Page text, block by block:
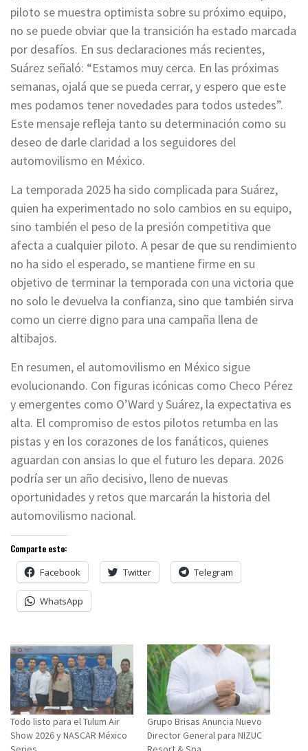
piloto se muestra optimista sobre su próximo equipo,
no se puede obviar que la transición ha estado marcada
por desafíos. En sus declaraciones más recientes,
Suárez señaló: “Estamos muy cerca. En las próximas
semanas, ojalá que se pueda cerrar, y espero que este
mes podamos tener novedades para todos ustedes”.
Este mensaje refleja tanto su determinación como su
deseo de darle claridad a los seguidores del
automovilismo en México.
La temporada 2025 ha sido complicada para Suárez,
quien ha experimentado no solo cambios en su equipo,
sino también el peso de la presión competitiva que
afecta a cualquier piloto. A pesar de que su rendimiento
no ha sido el esperado, se mantiene firme en su
objetivo de terminar la temporada con una victoria que
no solo le devuelva la confianza, sino que también sirva
como un cierre digno para una campaña llena de
altibajos.
En resumen, el automovilismo en México sigue
evolucionando. Con figuras icónicas como Checo Pérez
y emergentes como O’Ward y Suárez, la expectativa es
alta. El compromiso de estos pilotos retumba en las
pistas y en los corazones de los fanáticos, quienes
aguardan con ansias lo que el futuro les depara. 2026
podría ser un año decisivo, lleno de nuevas
oportunidades y retos que marcarán la historia del
automovilismo nacional.
Comparte esto:
Facebook Twitter Telegram
WhatsApp
Todo listo para el Tulum Air
Show 2026 y NASCAR México
Grupo Brisas Anuncia Nuevo
Director General para NIZUC